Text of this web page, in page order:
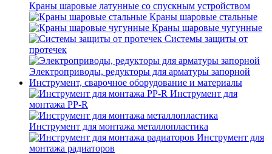
Краны шаровые латунные со спускным устройством
Краны шаровые стальные
Краны шаровые чугунные
Системы защиты от
протечек
Электроприводы, редукторы для арматуры запорной
Инструмент, сварочное оборудование и материалы
Инструмент для
монтажа PP-R
Инструмент для монтажа металлопластика
Инструмент для
монтажа радиаторов